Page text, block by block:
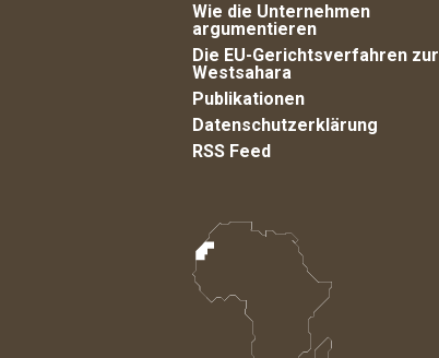
Wie die Unternehmen
argumentieren
Die EU-Gerichtsverfahren zur
Westsahara
Publikationen
Datenschutzerklärung
RSS Feed